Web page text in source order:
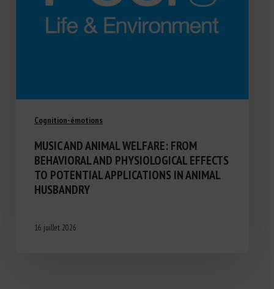
Cognition-émotions
MUSIC AND ANIMAL WELFARE: FROM
BEHAVIORAL AND PHYSIOLOGICAL EFFECTS
TO POTENTIAL APPLICATIONS IN ANIMAL
HUSBANDRY
16 juillet 2026